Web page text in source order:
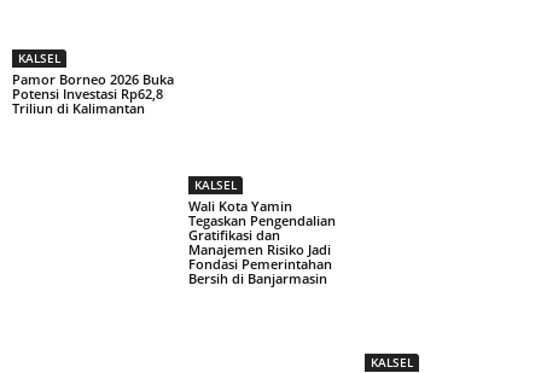
KALSEL
Pamor Borneo 2026 Buka
Potensi Investasi Rp62,8
Triliun di Kalimantan
KALSEL
Wali Kota Yamin
Tegaskan Pengendalian
Gratifikasi dan
Manajemen Risiko Jadi
Fondasi Pemerintahan
Bersih di Banjarmasin
KALSEL